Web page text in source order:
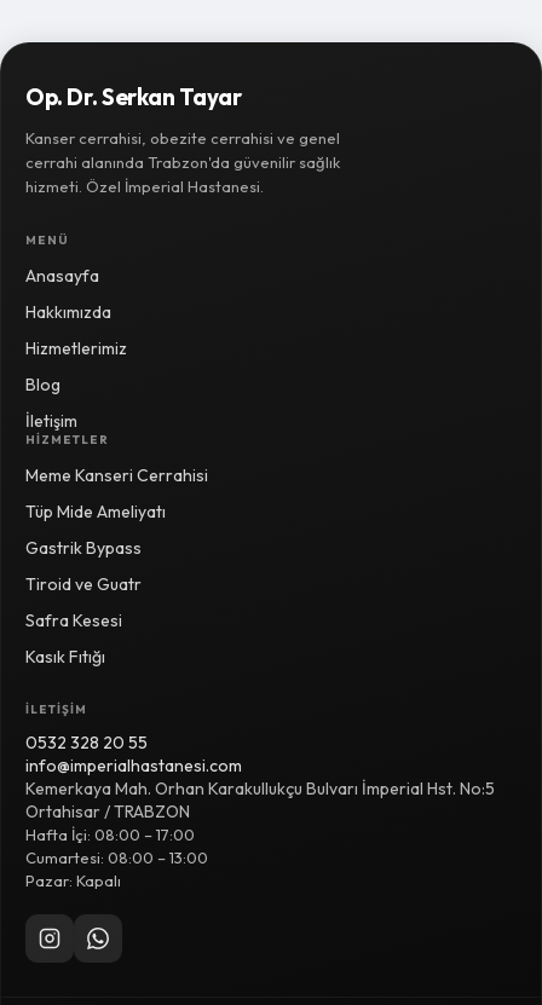
Op. Dr. Serkan Tayar
Kanser cerrahisi, obezite cerrahisi ve genel
cerrahi alanında Trabzon'da güvenilir sağlık
hizmeti. Özel İmperial Hastanesi.
MENÜ
Anasayfa
Hakkımızda
Hizmetlerimiz
Blog
İletişim
HIZMETLER
Meme Kanseri Cerrahisi
Tüp Mide Ameliyatı
Gastrik Bypass
Tiroid ve Guatr
Safra Kesesi
Kasık Fıtığı
İLETIŞIM
0532 328 20 55
info@imperialhastanesi.com
Kemerkaya Mah. Orhan Karakullukçu Bulvarı İmperial Hst. No:5
Ortahisar / TRABZON
Hafta İçi: 08:00 – 17:00
Cumartesi: 08:00 – 13:00
Pazar: Kapalı